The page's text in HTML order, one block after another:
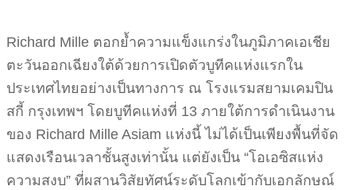
Richard Mille ตอกย้ำความแข็งแกร่งในภูมิภาคเอเชีย
ตะวันออกเฉียงใต้ด้วยการเปิดตัวบูทีคแห่งแรกใน
ประเทศไทยอย่างเป็นทางการ ณ โรงแรมสยามเคมปิน
สกี้ กรุงเทพฯ โดยบูทีคแห่งที่ 13 ภายใต้การดำเนินงาน
ของ Richard Mille Asiam แห่งนี้ ไม่ได้เป็นเพียงพื้นที่จัด
แสดงเรือนเวลาชั้นสูงเท่านั้น แต่ยังเป็น “โอเอซิสแห่ง
ความสงบ” ที่ผสานวิสัยทัศน์ระดับโลกเข้ากับเอกลักษณ์